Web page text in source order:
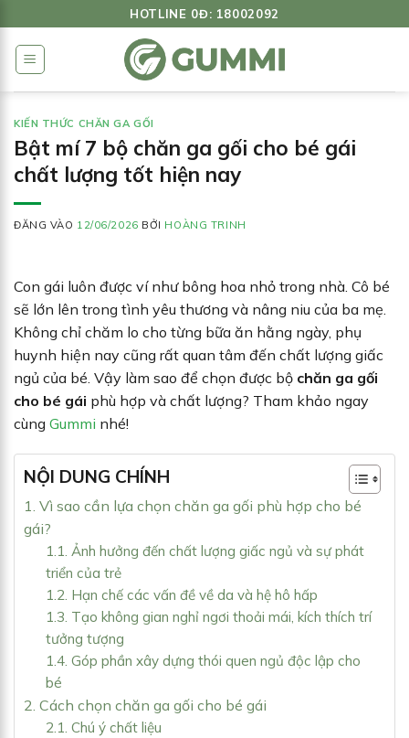
qua
dung
HOTLINE 0Đ: 18002092
KIẾN THỨC CHĂN GA GỐI
Bật mí 7 bộ chăn ga gối cho bé gái
chất lượng tốt hiện nay
ĐĂNG VÀO 12/06/2026 BỞI HOÀNG TRINH
Con gái luôn được ví như bông hoa nhỏ trong nhà. Cô bé
sẽ lớn lên trong tình yêu thương và nâng niu của ba mẹ.
Không chỉ chăm lo cho từng bữa ăn hằng ngày, phụ
huynh hiện nay cũng rất quan tâm đến chất lượng giấc
ngủ của bé. Vậy làm sao để chọn được bộ chăn ga gối
cho bé gái phù hợp và chất lượng? Tham khảo ngay
cùng Gummi nhé!
NỘI DUNG CHÍNH
1. Vì sao cần lựa chọn chăn ga gối phù hợp cho bé
gái?
1.1. Ảnh hưởng đến chất lượng giấc ngủ và sự phát
triển của trẻ
1.2. Hạn chế các vấn đề về da và hệ hô hấp
1.3. Tạo không gian nghỉ ngơi thoải mái, kích thích trí
tưởng tượng
1.4. Góp phần xây dựng thói quen ngủ độc lập cho
bé
2. Cách chọn chăn ga gối cho bé gái
2.1. Chú ý chất liệu